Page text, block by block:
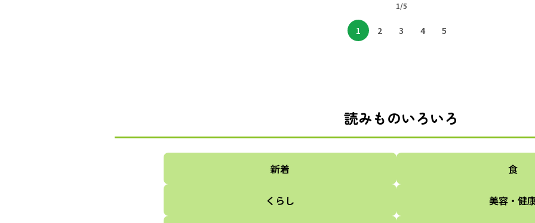
1/5
1 2 3 4 5
読みものいろいろ
新着 食
くらし 美容・健